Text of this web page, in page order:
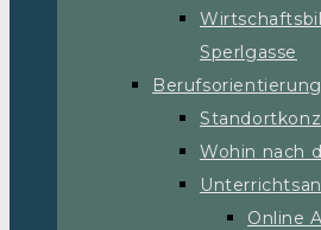
Sperlgasse
Berufsorientierung
Wohin nach
Online